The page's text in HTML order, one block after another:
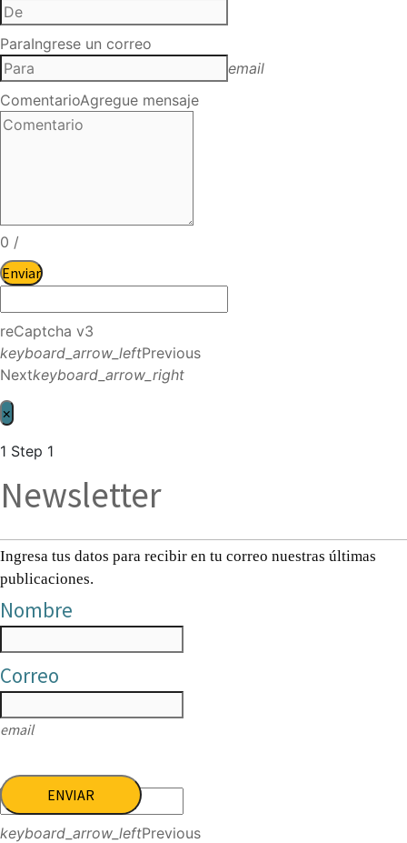
ParaIngrese un correo
email
ComentarioAgregue mensaje
0 /
Enviar
reCaptcha v3
keyboard_arrow_leftPrevious
Nextkeyboard_arrow_right
×
1 Step 1
Newsletter
Ingresa tus datos para recibir en tu correo nuestras últimas
publicaciones.
Nombre
Correo
email
ENVIAR
keyboard_arrow_leftPrevious